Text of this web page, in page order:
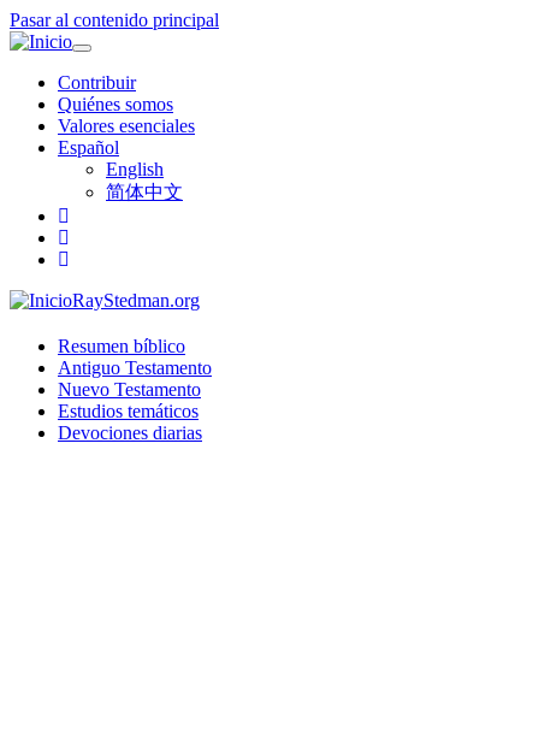
Pasar al contenido principal
Toggle
navigation
Contribuir
Quiénes somos
Valores esenciales
Español
English
简体中文
RayStedman.org
Resumen bíblico
Antiguo Testamento
Nuevo Testamento
Estudios temáticos
Devociones diarias